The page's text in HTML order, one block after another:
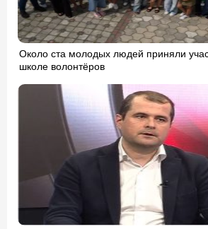
Около ста молодых людей приняли
школе волонтёров